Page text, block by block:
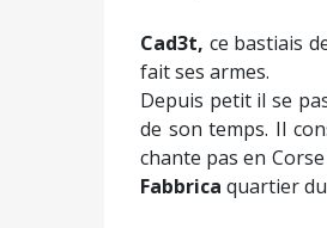
Cad3t, ce bastiais
fait ses armes.
Depuis petit il se
de son temps. Il
chante pas en
Fabbrica quartier